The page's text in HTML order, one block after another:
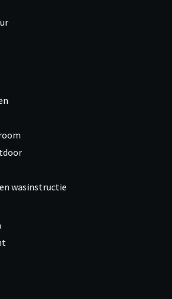
wasinstructie